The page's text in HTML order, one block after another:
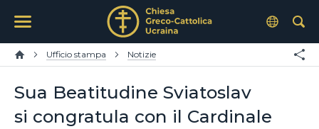
Ufficio stampa Notizie
Sua Beatitudine Sviatoslav
si congratula con il Cardinale